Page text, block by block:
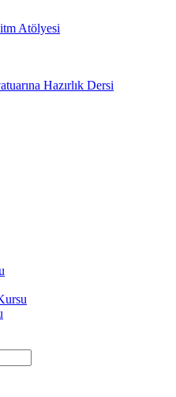
Atölyesi
Hazırlık Dersi